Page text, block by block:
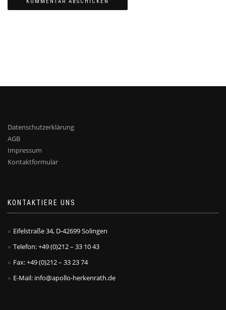
Datenschutzerklärung
AGB
Impressum
Kontaktformular
KONTAKTIERE UNS
Eifelstraße 34, D-42699 Solingen
Telefon: +49 (0)212 – 33 10 43
Fax: +49 (0)212 – 33 23 74
E-Mail: info@apollo-herkenrath.de